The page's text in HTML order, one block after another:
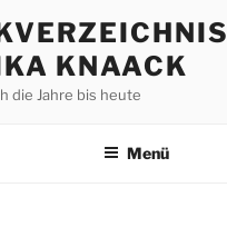
KNAACK
die Jahre bis heute
Menü